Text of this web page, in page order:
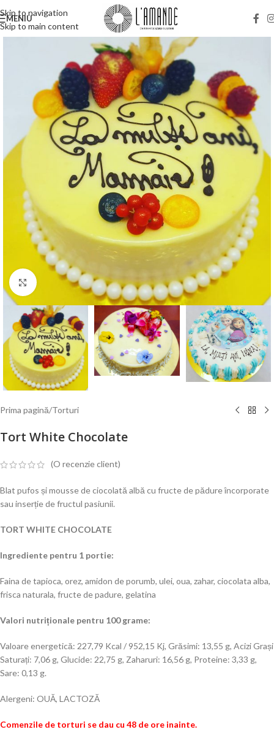
Skip to navigation
Skip to main content
MENIU
Mărește poza
Prima pagină/Torturi
Tort White Chocolate
(O recenzie client)
Blat pufos și mousse de ciocolată albă cu fructe de pădure încorporate
sau inserție de fructul pasiunii.
TORT WHITE CHOCOLATE
Ingrediente pentru 1 portie:
Faina de tapioca, orez, amidon de porumb, ulei, oua, zahar, ciocolata alba,
frisca naturala, fructe de padure, gelatina
Valori nutriționale pentru 100 grame:
Valoare energetică: 227,79 Kcal / 952,15 Kj, Grăsimi: 13,55 g, Acizi Grași
Saturați: 7,06 g, Glucide: 22,75 g, Zaharuri: 16,56 g, Proteine: 3,33 g,
Sare: 0,13 g.
Alergeni: OUĂ, LACTOZĂ
Comenzile de torturi se dau cu 48 de ore inainte.